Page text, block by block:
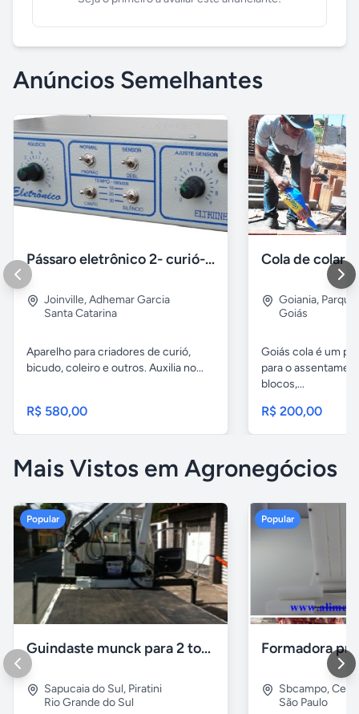
Anúncios Semelhantes
Pássaro eletrônico 2- curió- bicudo- coleiro
Joinville,Adhemar Garcia
Santa Catarina
Aparelho para criadores de curió,
bicudo, coleiro e outros. Auxilia no...
R$ 580,00
Goiania,
Goiás
Goiás cola é um
para o
blocos,...
R$ 200,00
Mais Vistos em Agronegócios
Popular
Guindaste munck para 2 toneladas
Sapucaia do Sul, Piratini
Rio Grande do Sul
Popular
Sbcampo,
São Paulo